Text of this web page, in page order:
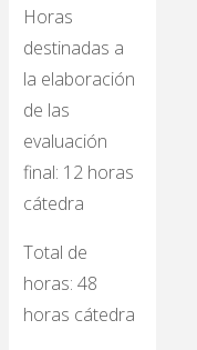
Horas
destinadas a
la elaboración
de las
evaluación
final: 12 horas
cátedra
Total de
horas: 48
horas cátedra